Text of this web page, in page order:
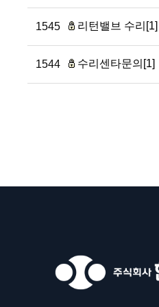
1545 리턴밸브 수리[1]
1544 수리센타문의[1]